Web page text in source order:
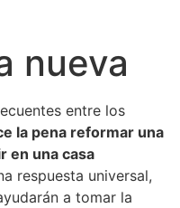
nueva
entre los
la pena reformar una
en una casa
respuesta universal,
a tomar la